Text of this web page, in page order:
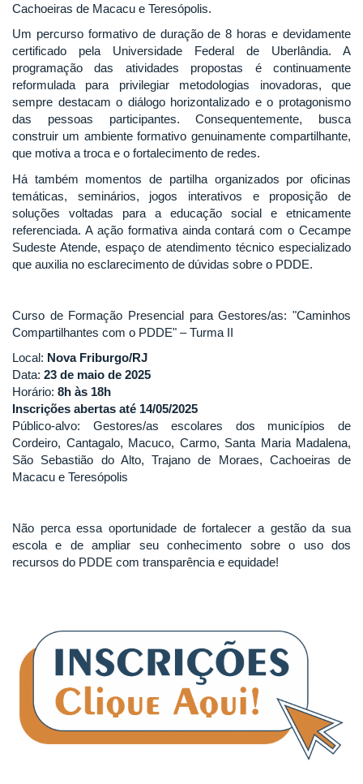
Cachoeiras de Macacu e Teresópolis.
Um percurso formativo de duração de 8 horas e devidamente
certificado pela Universidade Federal de Uberlândia. A
programação das atividades propostas é continuamente
reformulada para privilegiar metodologias inovadoras, que
sempre destacam o diálogo horizontalizado e o protagonismo
das pessoas participantes. Consequentemente, busca
construir um ambiente formativo genuinamente compartilhante,
que motiva a troca e o fortalecimento de redes.
Há também momentos de partilha organizados por oficinas
temáticas, seminários, jogos interativos e proposição de
soluções voltadas para a educação social e etnicamente
referenciada. A ação formativa ainda contará com o Cecampe
Sudeste Atende, espaço de atendimento técnico especializado
que auxilia no esclarecimento de dúvidas sobre o PDDE.
Curso de Formação Presencial para Gestores/as: "Caminhos
Compartilhantes com o PDDE" – Turma II
Local: Nova Friburgo/RJ
Data: 23 de maio de 2025
Horário: 8h às 18h
Inscrições abertas até 14/05/2025
Público-alvo: Gestores/as escolares dos municípios de
Cordeiro, Cantagalo, Macuco, Carmo, Santa Maria Madalena,
São Sebastião do Alto, Trajano de Moraes, Cachoeiras de
Macacu e Teresópolis
Não perca essa oportunidade de fortalecer a gestão da sua
escola e de ampliar seu conhecimento sobre o uso dos
recursos do PDDE com transparência e equidade!